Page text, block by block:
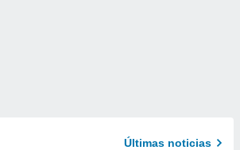
Últimas noticias